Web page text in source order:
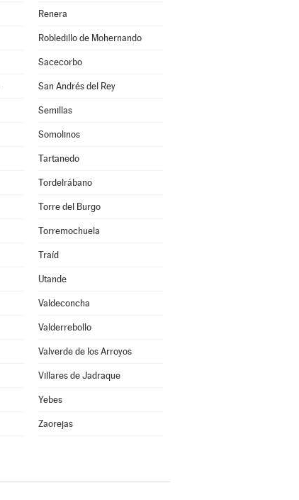
Renera
Robledillo de Mohernando
Sacecorbo
San Andrés del Rey
Semillas
Somolinos
Tartanedo
Tordelrábano
Torre del Burgo
Torremochuela
Traíd
Utande
Valdeconcha
Valderrebollo
Valverde de los Arroyos
Villares de Jadraque
Yebes
Zaorejas